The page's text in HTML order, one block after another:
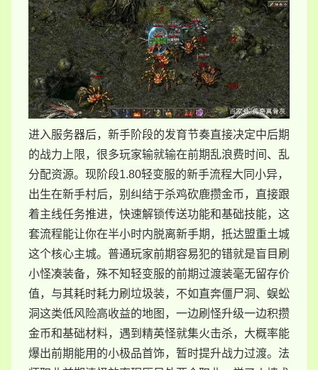
进入服务器后，新手阶段的发育节奏直接决定中后期
的战力上限，很多玩家输就输在前期乱浪费时间、乱
分配资源。现阶段1.80轻变服的新手流程大同小异，
出生在新手村后，别纠结于杀鸡砍鹿攒金币，直接跟
着主线任务推进，快速解锁传送功能和基础技能，这
套流程能让你在半小时内脱离新手期，抵达盟重土城
这个核心主城。普通玩家前期容易犯的错就是盲目刷
小怪凑装备，殊不知轻变服的前期过渡装毫无留存价
值，与其耗时耗力刷垃圾装，不如直奔僵尸洞、蜈蚣
洞这类低风险高收益的地图，一边刷怪升级一边积攒
金币和基础材料，遇到精英怪就集火击杀，大概率能
爆出前期能用的小极品首饰，暂时提升战力过渡。法